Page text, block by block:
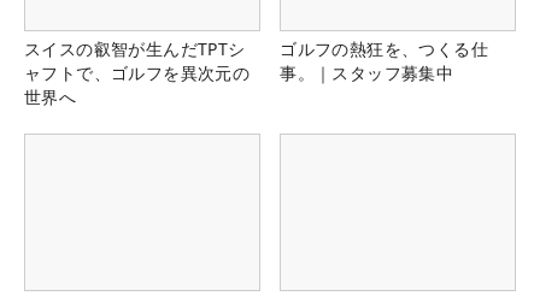
スイスの叡智が生んだTPTシ
ャフトで、ゴルフを異次元の
世界へ
ゴルフの熱狂を、つくる仕
事。｜スタッフ募集中